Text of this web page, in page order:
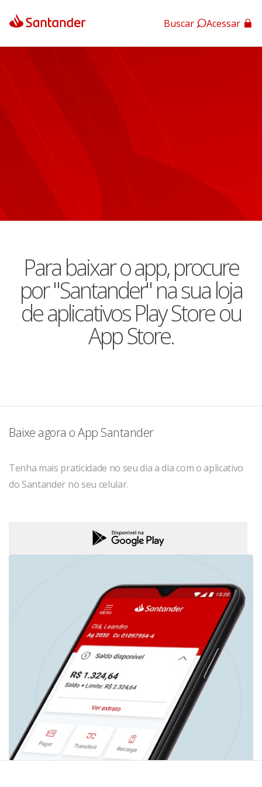
App Santander Buscar Acessar
Para baixar o app, procure
por "Santander" na sua loja
de aplicativos Play Store ou
App Store.
Baixe agora o App Santander
Tenha mais praticidade no seu dia a dia com o aplicativo
do Santander no seu celular.